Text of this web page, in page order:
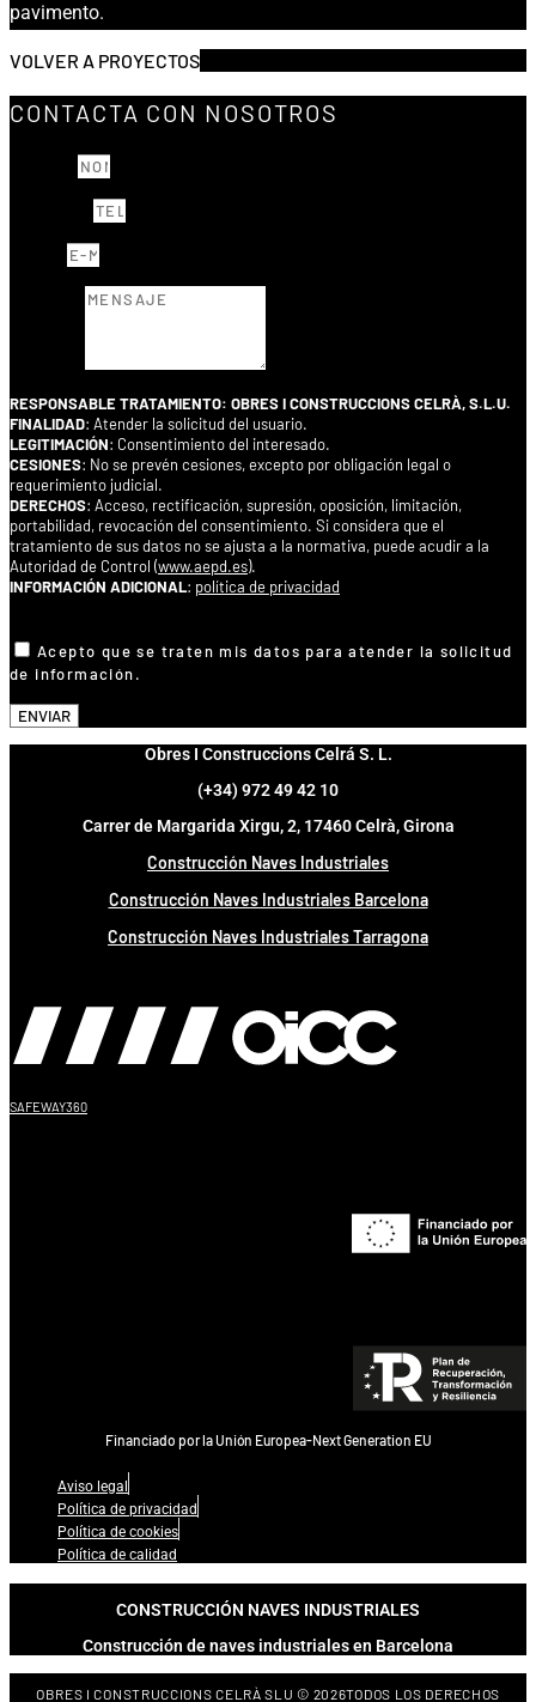
pavimento.
VOLVER A PROYECTOS
CONTACTA CON NOSOTROS
RESPONSABLE TRATAMIENTO: OBRES I CONSTRUCCIONS CELRÀ, S.L.U.
FINALIDAD: Atender la solicitud del usuario.
LEGITIMACIÓN: Consentimiento del interesado.
CESIONES: No se prevén cesiones, excepto por obligación legal o
requerimiento judicial.
DERECHOS: Acceso, rectificación, supresión, oposición, limitación,
portabilidad, revocación del consentimiento. Si considera que el
tratamiento de sus datos no se ajusta a la normativa, puede acudir a la
Autoridad de Control (www.aepd.es).
INFORMACIÓN ADICIONAL: política de privacidad
Acepto que se traten mis datos para atender la solicitud
de información.
ENVIAR
Obres I Construccions Celrá S. L.
(+34) 972 49 42 10
Carrer de Margarida Xirgu, 2, 17460 Celrà, Girona
Construcción Naves Industriales
Construcción Naves Industriales Barcelona
Construcción Naves Industriales Tarragona
SAFEWAY360
Financiado por la Unión Europea-Next Generation EU
Aviso legal
Política de privacidad
Política de cookies
Política de calidad
CONSTRUCCIÓN NAVES INDUSTRIALES
Construcción de naves industriales en Barcelona
OBRES I CONSTRUCCIONS CELRÀ SLU © 2026TODOS LOS DERECHOS